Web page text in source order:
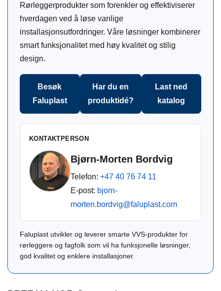
Rørleggerprodukter som forenkler og effektiviserer
hverdagen ved å løse vanlige
installasjonsutfordringer. Våre løsninger kombinerer
smart funksjonalitet med høy kvalitet og stilig
design.
Besøk
Faluplast
Har du en
produktidé?
Last ned
katalog
KONTAKTPERSON
Bjørn-Morten Bordvig
Telefon: +47 40 76 74 11
E-post: bjorn-
morten.bordvig@faluplast.com
Faluplast utvikler og leverer smarte VVS-produkter for
rørleggere og fagfolk som vil ha funksjonelle løsninger,
god kvalitet og enklere installasjoner.